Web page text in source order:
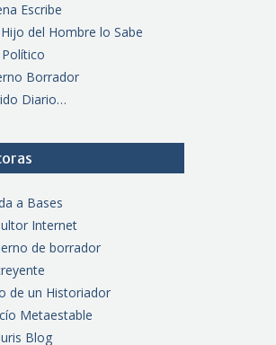
Escribe
del Hombre lo Sabe
Borrador
Diario…
a Bases
Internet
de borrador
de un Historiador
Metaestable
Blog